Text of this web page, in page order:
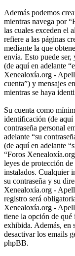
Además podemos
mientras navega por
las cuales exceden el
refiere a las páginas
mediante la que
envía. Esto puede
(de aquí en adelante
Xenealoxía.org -
cuenta”) y mensajes
mientras se haya
Su cuenta como
identificación (de aquí
contraseña personal
adelante “su
(de aquí en adelante
“Foros
leyes de protección
instalados. Cualquier
su contraseña y su
Xenealoxía.org -
registro será
Xenealoxía.org -
tiene la opción de qué
exhibida. Además, en
desactivar los emails
phpBB.